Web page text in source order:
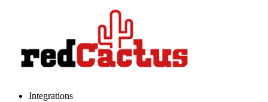
Integrations